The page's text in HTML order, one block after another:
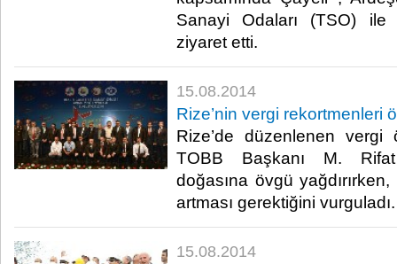
Sanayi Odaları (TSO) ile
ziyaret etti.​
15.08.2014
Rize’nin vergi rekortmenleri
Rize’de düzenlenen
TOBB Başkanı M. Rifat
doğasına övgü
artması gerektiğini vurguladı.​
15.08.2014